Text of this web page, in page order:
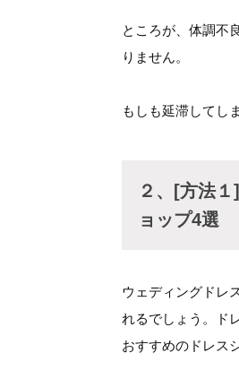
ところが、体調不
りません。
もしも延滞してし
２、[方法
ョップ4選
ウェディングドレ
れるでしょう。ド
おすすめのドレス